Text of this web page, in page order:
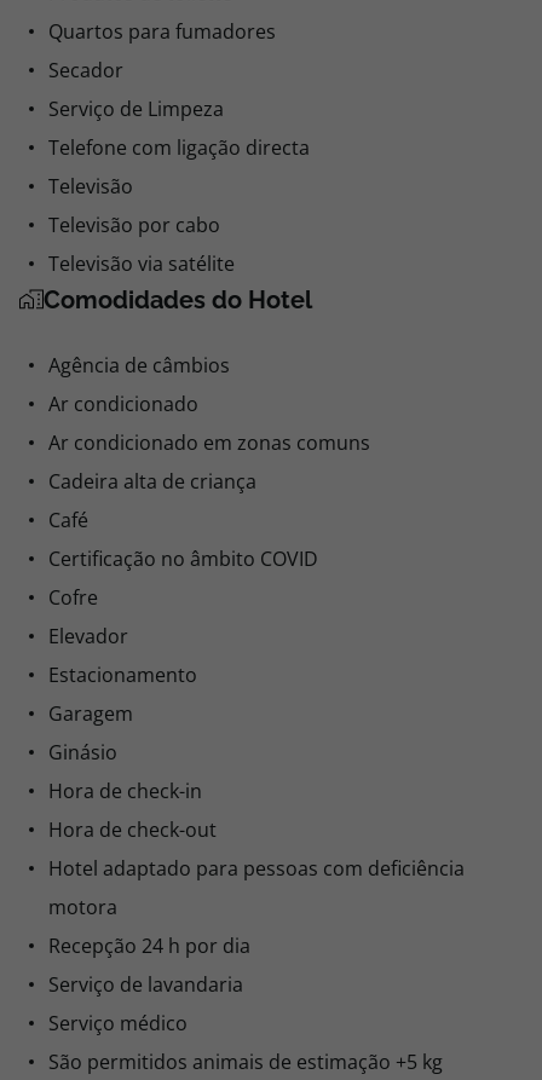
Quartos para fumadores
Secador
Serviço de Limpeza
Telefone com ligação directa
Televisão
Televisão por cabo
Televisão via satélite
Comodidades do Hotel
Agência de câmbios
Ar condicionado
Ar condicionado em zonas comuns
Cadeira alta de criança
Café
Certificação no âmbito COVID
Cofre
Elevador
Estacionamento
Garagem
Ginásio
Hora de check-in
Hora de check-out
Hotel adaptado para pessoas com deficiência
motora
Recepção 24 h por dia
Serviço de lavandaria
Serviço médico
São permitidos animais de estimação +5 kg